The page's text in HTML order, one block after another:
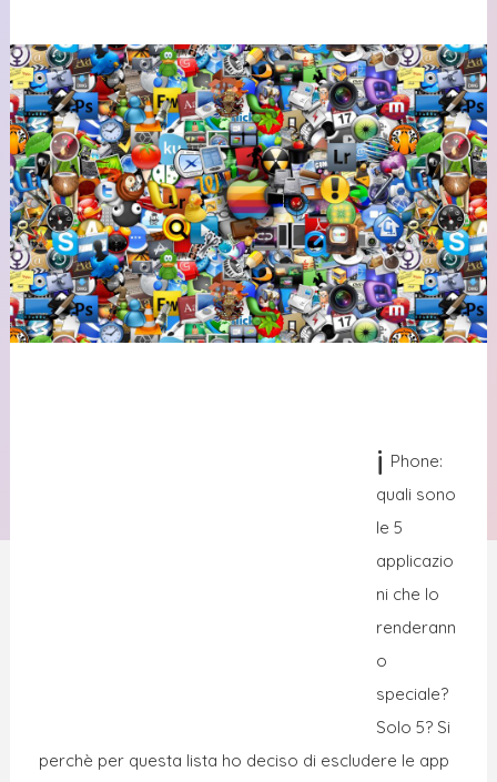
i Phone:
quali sono
le 5
applicazio
ni che lo
renderann
o
speciale?
Solo 5? Si
perchè per questa lista ho deciso di escludere le app